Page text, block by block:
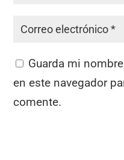
Guarda mi
en este navegador
comente.